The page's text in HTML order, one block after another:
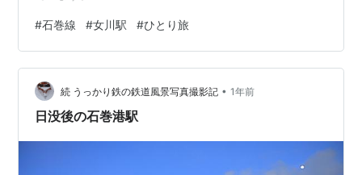
#石巻線 #女川駅 #ひとり旅
続 うっかり鉄の鉄道風景写真撮影記 • 1年前
日没後の石巻港駅